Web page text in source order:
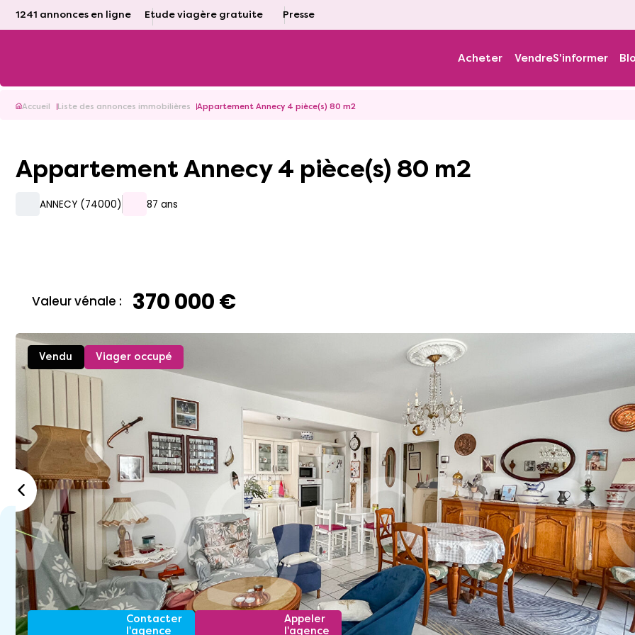
1241 annonces en ligne Etude viagère gratuite Presse
Acheter VendreS'informer
Accueil Liste des annonces immobilières Appartement Annecy 4 pièce(s) 80 m2
Appartement Annecy 4 pièce(s) 80 m2
ANNECY (74000) 87 ans
Valeur vénale : 370 000 €
Vendu Viager occupé
Contacter
l'agence
Appeler
l'agence